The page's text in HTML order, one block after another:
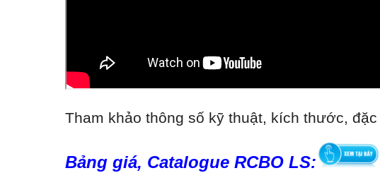
Tham khảo thông số kỹ thuật, kích thước,
Bảng giá, Catalogue RCBO LS: